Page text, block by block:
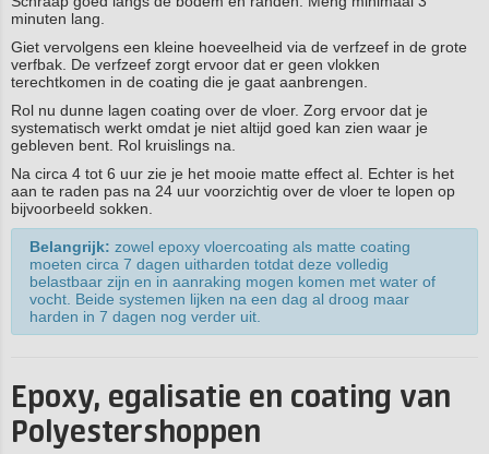
minuten lang.
Giet vervolgens een kleine hoeveelheid via de verfzeef in de grote
verfbak. De verfzeef zorgt ervoor dat er geen vlokken
terechtkomen in de coating die je gaat aanbrengen.
Rol nu dunne lagen coating over de vloer. Zorg ervoor dat je
systematisch werkt omdat je niet altijd goed kan zien waar je
gebleven bent. Rol kruislings na.
Na circa 4 tot 6 uur zie je het mooie matte effect al. Echter is het
aan te raden pas na 24 uur voorzichtig over de vloer te lopen op
bijvoorbeeld sokken.
Belangrijk: zowel epoxy vloercoating als matte coating
moeten circa 7 dagen uitharden totdat deze volledig
belastbaar zijn en in aanraking mogen komen met water of
vocht. Beide systemen lijken na een dag al droog maar
harden in 7 dagen nog verder uit.
Epoxy, egalisatie en coating van
Polyestershoppen